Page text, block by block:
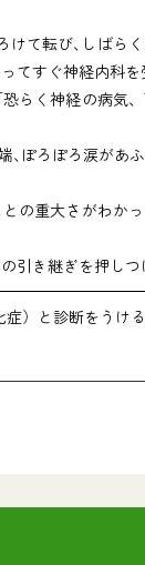
て転び､しばら
てすぐ神経内科を
く神経の病気
ぽろぽろ涙があ
の重大さがわ
き継ぎを押しつ
）と診断をうけ